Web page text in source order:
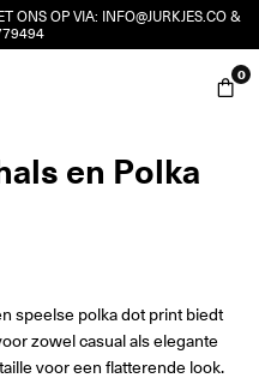
ONS OP VIA: INFO@JURKJES.CO&
0
en Polka
speelse polka dot print biedt
zowel casual als elegante
voor een flatterende look.